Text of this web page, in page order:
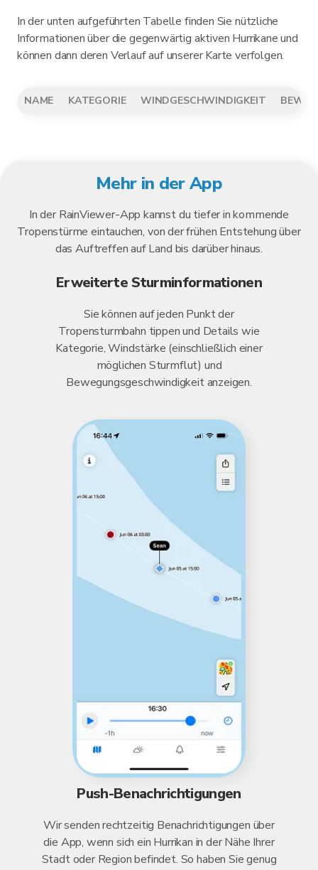
In der unten aufgeführten Tabelle finden Sie nützliche
Informationen über die gegenwärtig aktiven Hurrikane und
können dann deren Verlauf auf unserer Karte verfolgen.
NAME KATEGORIE WINDGESCHWINDIGKEIT
Mehr in der App
In der RainViewer-App kannst du tiefer in kommende
Tropenstürme eintauchen, von der frühen Entstehung über
das Auftreffen auf Land bis darüber hinaus.
Erweiterte Sturminformationen
Sie können auf jeden Punkt der
Tropensturmbahn tippen und Details wie
Kategorie, Windstärke (einschließlich einer
möglichen Sturmflut) und
Bewegungsgeschwindigkeit anzeigen.
Push-Benachrichtigungen
Wir senden rechtzeitig Benachrichtigungen über
die App, wenn sich ein Hurrikan in der Nähe Ihrer
Stadt oder Region befindet. So haben Sie genug